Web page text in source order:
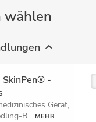
wählen
SkinPen® -
Gerät,
B... MEHR